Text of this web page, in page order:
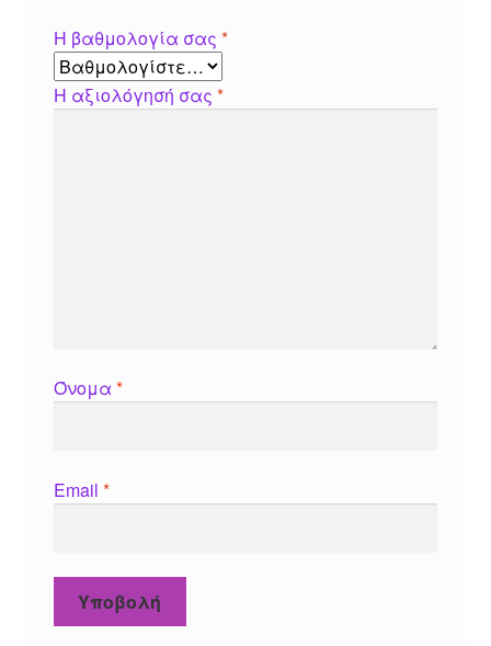
Η βαθμολογία σας *
Η αξιολόγησή σας *
Όνομα *
Email *